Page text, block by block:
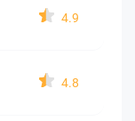
4.9
4.8